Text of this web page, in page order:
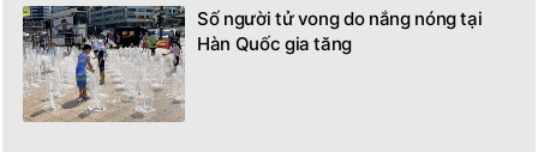
Số người tử vong do nắng nóng tại
Hàn Quốc gia tăng